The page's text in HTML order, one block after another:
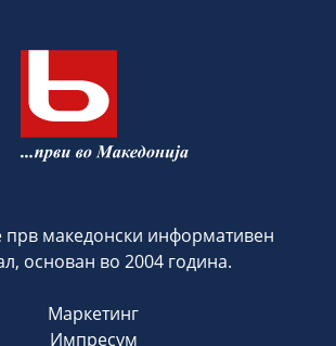
прв македонски информативен
основан во 2004 година.
Маркетинг
Импресум